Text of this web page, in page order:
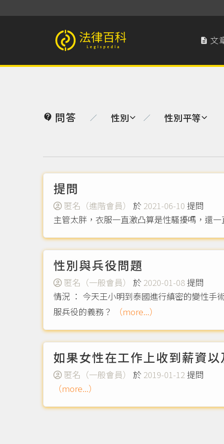
法律百科 Legispedia  文
 問答 ／ 性別 ／ 性別平等
提問
匿名（進階會員） 於 2021-06-10 提問
主管太胖，衣服一直激凸算是性騷擾嗎，還
性別與兵役問題
匿名（一般會員） 於 2020-01-08提問
情況 ： 今天王小明到泰國進行縝密的變性手
服兵役的義務？
（more...）
如果女性在工作上收到薪資
匿名（一般會員） 於 2019-01-12 提問
（more...）